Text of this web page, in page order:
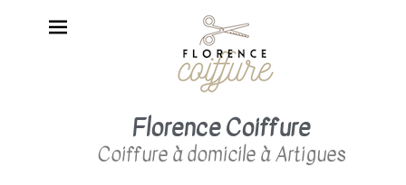
Florence Coiffure
Coiffure à domicile à Artigues